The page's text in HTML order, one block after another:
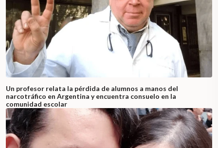
Un profesor relata la pérdida de alumnos a manos del
narcotráfico en Argentina y encuentra consuelo en la
comunidad escolar